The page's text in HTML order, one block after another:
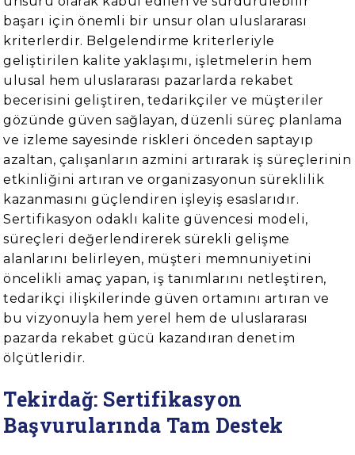
başarı için önemli bir unsur olan uluslararası
kriterlerdir. Belgelendirme kriterleriyle
geliştirilen kalite yaklaşımı, işletmelerin hem
ulusal hem uluslararası pazarlarda rekabet
becerisini geliştiren, tedarikçiler ve müşteriler
gözünde güven sağlayan, düzenli süreç planlama
ve izleme sayesinde riskleri önceden saptayıp
azaltan, çalışanların azmini artırarak iş süreçlerinin
etkinliğini artıran ve organizasyonun süreklilik
kazanmasını güçlendiren işleyiş esaslarıdır.
Sertifikasyon odaklı kalite güvencesi modeli,
süreçleri değerlendirerek sürekli gelişme
alanlarını belirleyen, müşteri memnuniyetini
öncelikli amaç yapan, iş tanımlarını netleştiren,
tedarikçi ilişkilerinde güven ortamını artıran ve
bu vizyonuyla hem yerel hem de uluslararası
pazarda rekabet gücü kazandıran denetim
ölçütleridir.
Tekirdağ: Sertifikasyon
Başvurularında Tam Destek